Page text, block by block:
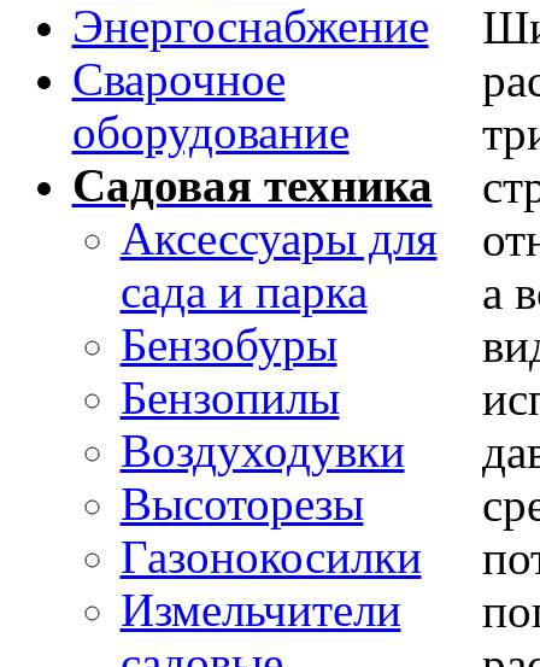
Энергоснабжение
Сварочное
оборудование
Садовая техника
Аксессуары для
сада и парка
Бензобуры
Бензопилы
Воздуходувки
Высоторезы
Газонокосилки
Измельчители
а